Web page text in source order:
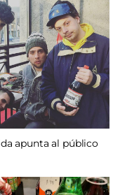
apunta al público